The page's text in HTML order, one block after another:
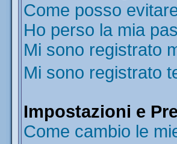
Come posso
Ho perso la mia
Mi sono registrato
Mi sono registrato
Impostazioni e
Come cambio le